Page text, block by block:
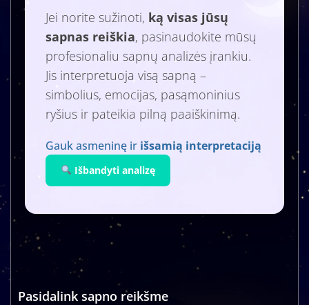
Jei norite sužinoti, ką visas jūsų
sapnas reiškia, pasinaudokite mūsų
profesionaliu sapnų analizės įrankiu.
Jis interpretuoja visą sapną –
simbolius, emocijas, pasąmoninius
ryšius ir pateikia pilną paaiškinimą.
Gauk asmeninę ir išsamią interpretaciją
Išbandyti analizę
Pasidalink sapno reikšme